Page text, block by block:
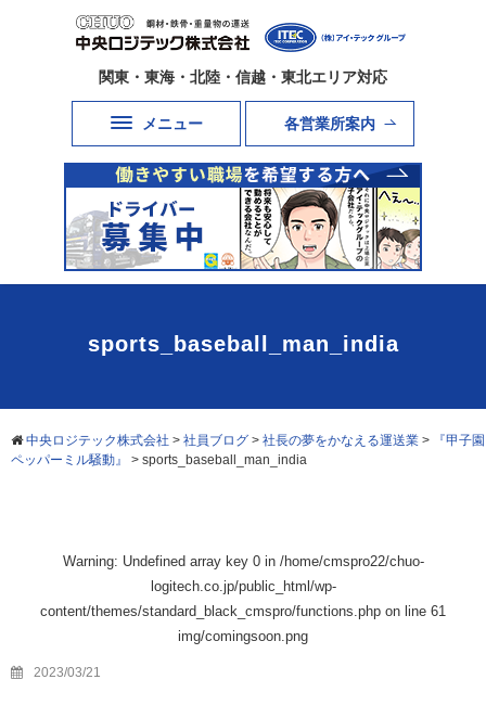
関東・東海・北陸・信越・東北エリア対応
メニュー 各営業所案内
sports_baseball_man_india
中央ロジテック株式会社 > 社員ブログ > 社長の夢をかなえる運送業 >
『甲子園
ペッパーミル騒動』
> sports_baseball_man_india
Warning: Undefined array key 0 in /home/cmspro22/chuo-
logitech.co.jp/public_html/wp-
content/themes/standard_black_cmspro/functions.php on line 61
img/comingsoon.png
2023/03/21